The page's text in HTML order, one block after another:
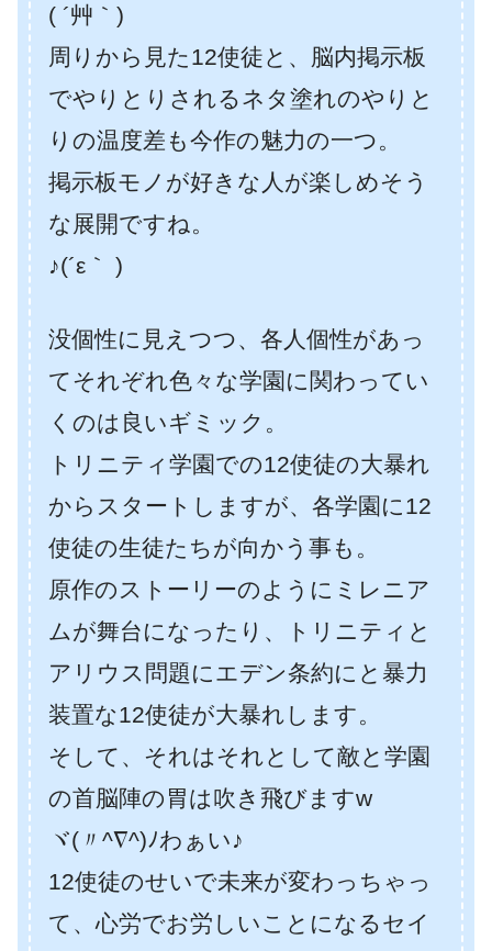
( ´艸｀)
周りから見た12使徒と、脳内掲示板
でやりとりされるネタ塗れのやりと
りの温度差も今作の魅力の一つ。
掲示板モノが好きな人が楽しめそう
な展開ですね。
♪(´ε｀ )
没個性に見えつつ、各人個性があっ
てそれぞれ色々な学園に関わってい
くのは良いギミック。
トリニティ学園での12使徒の大暴れ
からスタートしますが、各学園に12
使徒の生徒たちが向かう事も。
原作のストーリーのようにミレニア
ムが舞台になったり、トリニティと
アリウス問題にエデン条約にと暴力
装置な12使徒が大暴れします。
そして、それはそれとして敵と学園
の首脳陣の胃は吹き飛びますw
ヾ(〃^∇^)ﾉわぁい♪
12使徒のせいで未来が変わっちゃっ
て、心労でお労しいことになるセイ